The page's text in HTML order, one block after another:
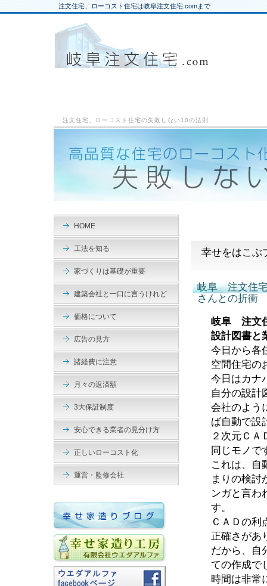
注文住宅、ローコスト住宅は岐阜注文住宅.comまで
注文住宅、ローコスト住宅の失敗しない10の法則
幸せをはこぶ
岐阜 注文住
さんとの折衝
岐阜 注文
設計図書と
今日から各
空間住宅の
今日はカナ
自分の設計
会社のよう
ば自動で設
２次元ＣＡ
同じモノで
これは、自
まりの検討
ンガと言わ
す。
ＣＡＤの利
正確さがあ
だから、自
ての作成で
時間は非常
HOME
工法を知る
家づくりは基礎が重要
建築会社と一口に言うけれど
価格について
広告の見方
諸経費に注意
月々の返済額
3大保証制度
安心できる業者の見分け方
正しいローコスト化
運営・監修会社